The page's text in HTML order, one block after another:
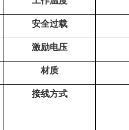
安全过载
激励电压
材质
接线方式